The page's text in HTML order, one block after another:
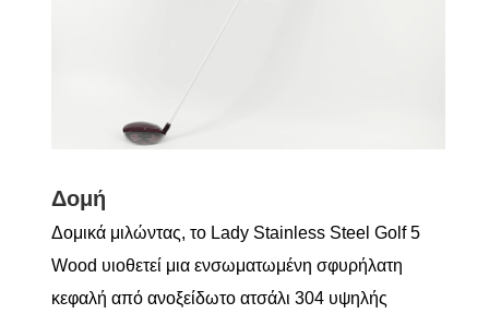
Δομή
Δομικά μιλώντας, το Lady Stainless Steel Golf 5
Wood υιοθετεί μια ενσωματωμένη σφυρήλατη
κεφαλή από ανοξείδωτο ατσάλι 304 υψηλής